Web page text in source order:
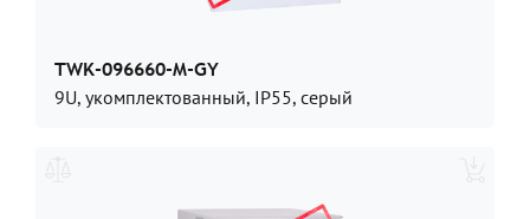
TWK-096660-M-GY
9U, укомплектованный, IP55, серый